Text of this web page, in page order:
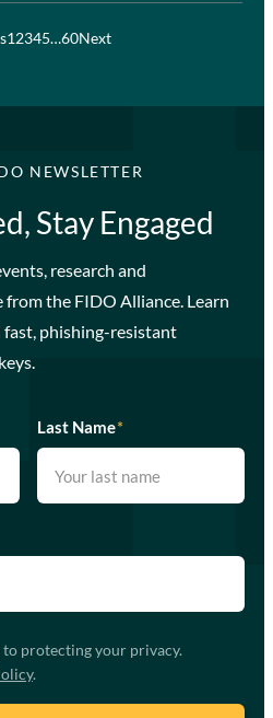
12345…60Next
NEWSLETTER
Stay Engaged
research and
the FIDO Alliance. Learn
phishing-resistant
Last Name*
protecting your privacy.
.